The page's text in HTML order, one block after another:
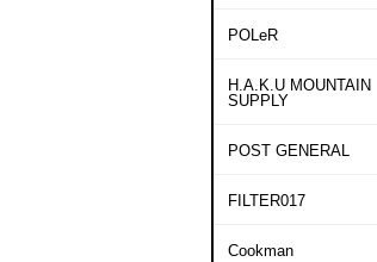
POLeR
H.A.K.U MOUNTAIN
SUPPLY
POST GENERAL
FILTER017
Cookman